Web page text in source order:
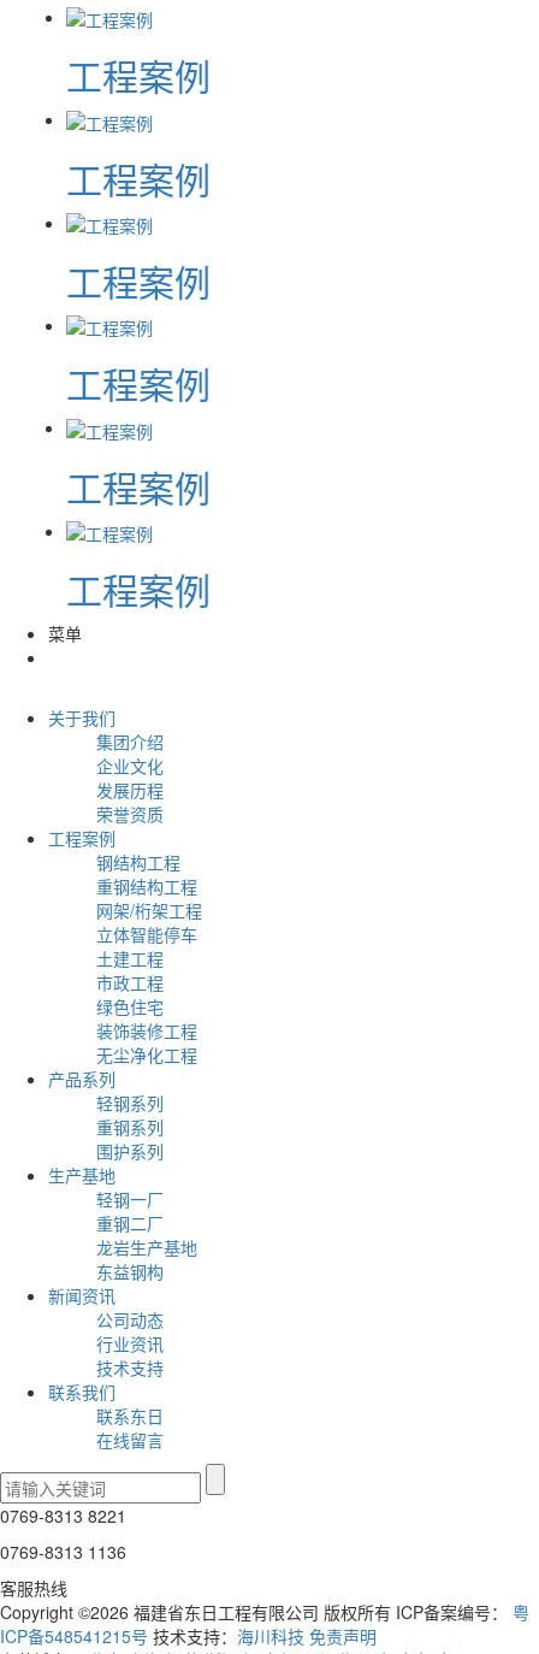
工程案例
工程案例
工程案例
工程案例
工程案例
工程案例
菜单
关于我们
集团介绍
企业文化
发展历程
荣誉资质
工程案例
钢结构工程
重钢结构工程
网架/桁架工程
立体智能停车
土建工程
市政工程
绿色住宅
装饰装修工程
无尘净化工程
产品系列
轻钢系列
重钢系列
围护系列
生产基地
轻钢一厂
重钢二厂
龙岩生产基地
东益钢构
新闻资讯
公司动态
行业资讯
技术支持
联系我们
联系东日
在线留言
0769-8313 8221
0769-8313 1136
客服热线
Copyright ©2026 福建省东日工程有限公司 版权所有 ICP备案编号： 粤
ICP备548541215号 技术支持： 海川科技 免责声明